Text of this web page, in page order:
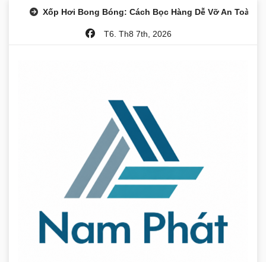
Xốp Hơi Bong Bóng: Cách Bọc Hàng Dễ Vỡ An Toàn
T6. Th8 7th, 2026